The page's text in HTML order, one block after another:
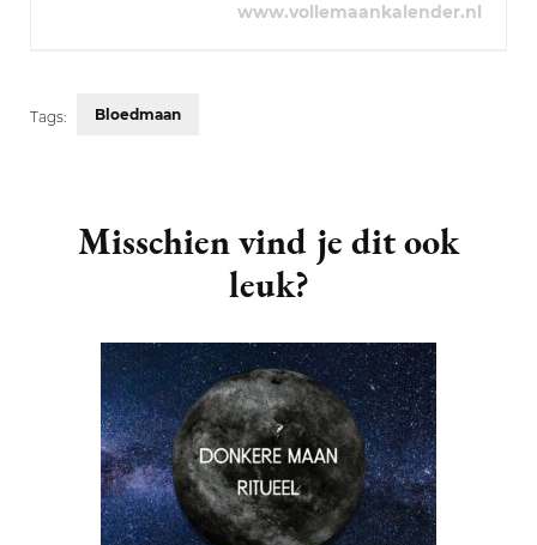
www.vollemaankalender.nl
Tags: Bloedmaan
Navigation
Misschien vind je dit ook
leuk?